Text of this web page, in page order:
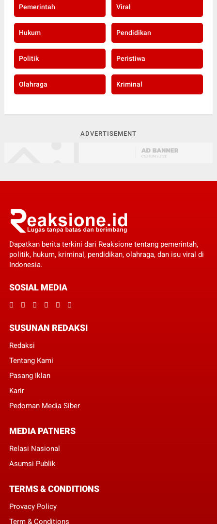
Pemerintah Viral
Hukum Pendidikan
Politik Peristiwa
Olahraga Kriminal
ADVERTISEMENT
Dapatkan berita terkini dari Reaksione tentang pemerintah,
politik, hukum, kriminal, pendidikan, olahraga, dan isu viral di
Indonesia.
SOSIAL MEDIA
SUSUNAN REDAKSI
Redaksi
Tentang Kami
Pasang Iklan
Karir
Pedoman Media Siber
MEDIA PATNERS
Relasi Nasional
Asumsi Publik
TERMS & CONDITIONS
Provacy Policy
Term & Conditions